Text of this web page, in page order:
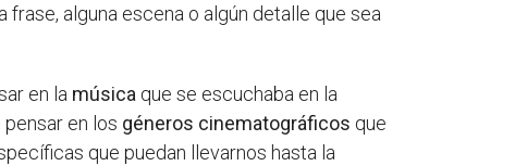
alguna escena o algún detalle que sea
en la música que se escuchaba en la
en los géneros cinematográficos que
que puedan llevarnos hasta la